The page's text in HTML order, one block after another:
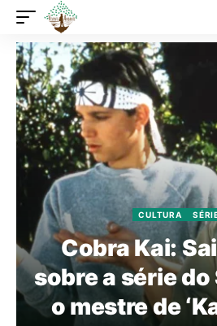
CULTURA
Cobra Kai:
sobre a série do
o mestre de